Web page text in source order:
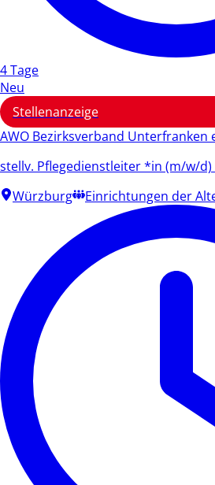
4 Tage
Neu
Stellenanzeige
AWO Bezirksverband Unterfranken
stellv. Pflegedienstleiter *in (m/w/d)
Würzburg
Einrichtungen der